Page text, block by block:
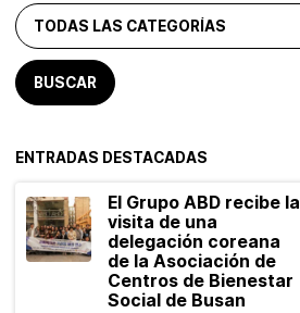
ENTRADAS DESTACADAS
El Grupo ABD recibe la
visita de una
delegación coreana
de la Asociación de
Centros de Bienestar
Social de Busan